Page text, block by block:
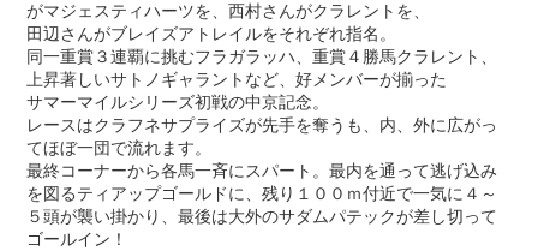
がマジェスティハーツを、西村さんがクラレントを、
田辺さんがブレイズアトレイルをそれぞれ指名。
同一重賞３連覇に挑むフラガラッハ、重賞４勝馬クラレント、
上昇著しいサトノギャラントなど、好メンバーが揃った
サマーマイルシリーズ初戦の中京記念。
レースはクラフネサプライズが先手を奪うも、内、外に広がっ
てほぼ一団で流れます。
最終コーナーから各馬一斉にスパート。最内を通って逃げ込み
を図るティアップゴールドに、残り１００ｍ付近で一気に４～
５頭が襲い掛かり、最後は大外のサダムパテックが差し切って
ゴールイン！